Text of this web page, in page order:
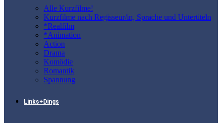
Alle Kurzfilme!
Kurzfilme nach Regisseur/in, Sprache und Untertiteln
*Realfilm
*Animation
Action
Drama
Komödie
Romantik
Spannung
Links+Dings